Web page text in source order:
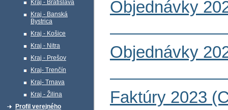
Kraj - Bratislava
Kraj - Banská
Bystrica
Kraj - Košice
Kraj - Nitra
Kraj - Prešov
Kraj- Trenčín
Kraj- Trnava
Kraj - Žilina
Profil verejného
Objednávky
Objednávky
Faktúry 2023